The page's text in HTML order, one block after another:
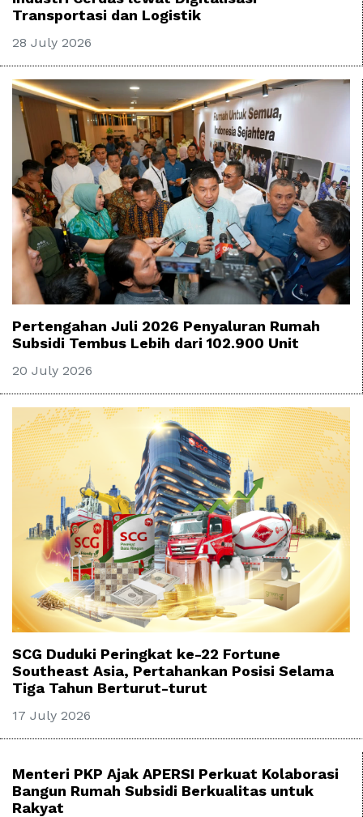
Transportasi dan Logistik
28 July 2026
Pertengahan Juli 2026 Penyaluran Rumah
Subsidi Tembus Lebih dari 102.900 Unit
20 July 2026
SCG Duduki Peringkat ke-22 Fortune
Southeast Asia, Pertahankan Posisi Selama
Tiga Tahun Berturut-turut
17 July 2026
Menteri PKP Ajak APERSI Perkuat Kolaborasi
Bangun Rumah Subsidi Berkualitas untuk
Rakyat